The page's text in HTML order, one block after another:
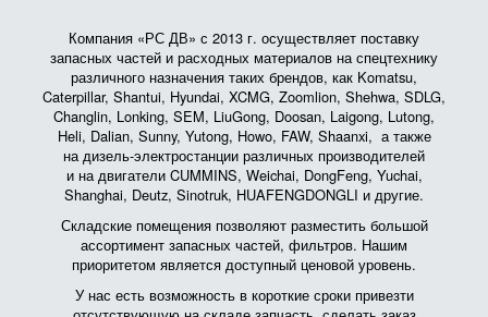
Компания «РС ДВ» с 2013 г. осуществляет поставку
запасных частей и расходных материалов на спецтехнику
различного назначения таких брендов, как Komatsu,
Caterpillar, Shantui, Hyundai, XCMG, Zoomlion, Shehwa, SDLG,
Changlin, Lonking, SEM, LiuGong, Doosan, Laigong, Lutong,
Heli, Dalian, Sunny, Yutong, Howo, FAW, Shaanxi, а также
на дизель-электростанции различных производителей
и на двигатели CUMMINS, Weichai, DongFeng, Yuchai,
Shanghai, Deutz, Sinotruk, HUAFENGDONGLI и другие.
Складские помещения позволяют разместить большой
ассортимент запасных частей, фильтров. Нашим
приоритетом является доступный ценовой уровень.
У нас есть возможность в короткие сроки привезти